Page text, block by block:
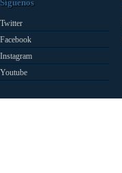
Síguenos
Twitter
Facebook
Instagram
Youtube